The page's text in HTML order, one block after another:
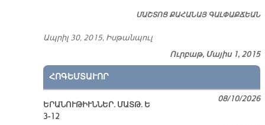
ՄԱՇ­ՏՈՑ ՔԱ­ՀԱ­ՆԱՅ ԳԱԼ­ՓԱՔ­ՃԵԱՆ
Ապ­րիլ 30, 2015, Իս­թան­պուլ
Ուրբաթ, Մայիս 1, 2015
ՀՈԳԵՄՏԱՒՈՐ
ԵՐԱՆՈՒԹԻՒՆՆԵՐ. ՄԱՏԹ. Ե
3-12
08/10/2026